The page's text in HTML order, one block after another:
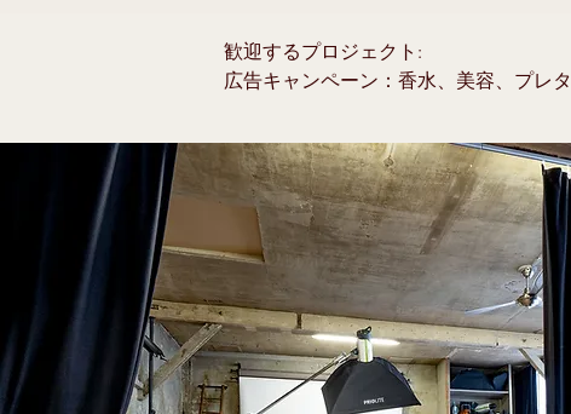
歓迎するプロジェクト:
広告キャンペーン：香水、美容、プレ
- 雑誌社説：上記のすべての専門分野
の印象的な画像をキャプチャするため
- 雑誌ビジュアル：エレガントでプロ
ンプルな空間を提供します。
- 作家による写真作品：当スタジオは
- ナチュール・モルト： ジュエリー、